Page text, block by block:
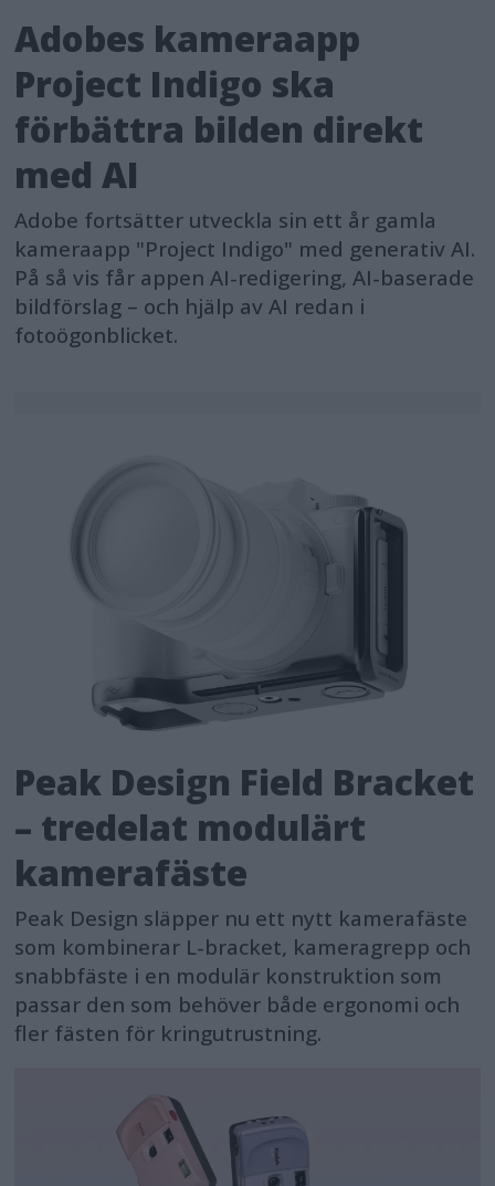
Adobes kameraapp
Project Indigo ska
förbättra bilden direkt
med AI
Adobe fortsätter utveckla sin ett år gamla
kameraapp "Project Indigo" med generativ AI.
På så vis får appen AI-redigering, AI-baserade
bildförslag – och hjälp av AI redan i
fotoögonblicket.
Peak Design Field Bracket
– tredelat modulärt
kamerafäste
Peak Design släpper nu ett nytt kamerafäste
som kombinerar L-bracket, kameragrepp och
snabbfäste i en modulär konstruktion som
passar den som behöver både ergonomi och
fler fästen för kringutrustning.